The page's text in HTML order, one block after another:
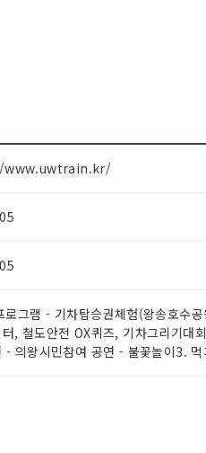
로그램 - 기차탑승권체험(왕송호수
, 철도안전 OX퀴즈, 기차그리기대
- 의왕시민참여 공연 - 불꽃놀이3.